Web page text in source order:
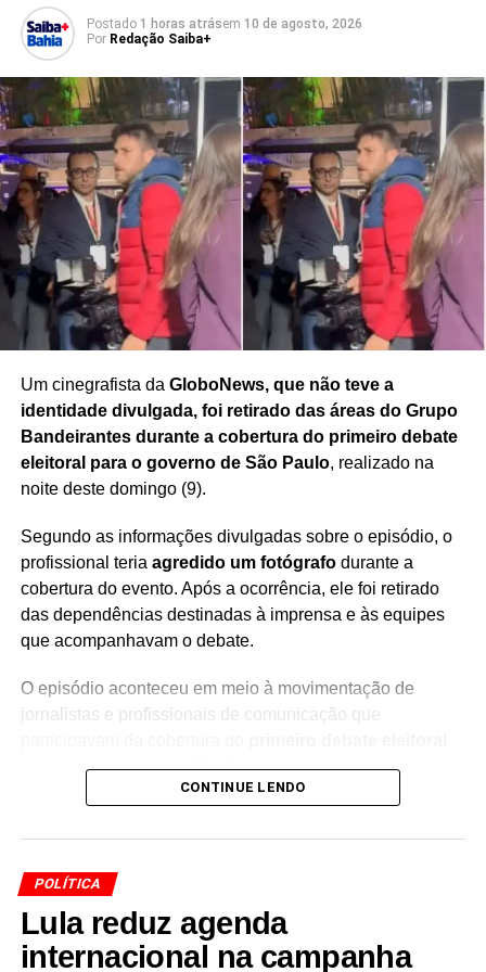
e permanece à disposição da Justiça. As circunstâncias
da prisão e os detalhes da investigação deverão ser
esclarecidos no decorrer do processo.
Redação Saiba+
Postado 1 horas atrásem 10 de agosto, 2026
Por Redação Saiba+
Um cinegrafista da GloboNews, que não teve a
identidade divulgada, foi retirado das áreas do Grupo
Bandeirantes durante a cobertura do primeiro debate
eleitoral para o governo de São Paulo, realizado na
noite deste domingo (9).
Segundo as informações divulgadas sobre o episódio, o
profissional teria agredido um fotógrafodurante a
cobertura do evento. Após a ocorrência, ele foi retirado
das dependências destinadas à imprensa e às equipes
que acompanhavam o debate.
O episódio aconteceu em meio à movimentação de
jornalistas e profissionais de comunicação que
para governador de São Paulo.
candidatos e equipes de diferentes veículos de
paulista.
O profissional envolvido não teve o nome divulgado nas
informações disponíveis sobre o caso. Também não
CONTINUE LENDO
POLÍTICA
Lula reduz agenda
internacional na campanha